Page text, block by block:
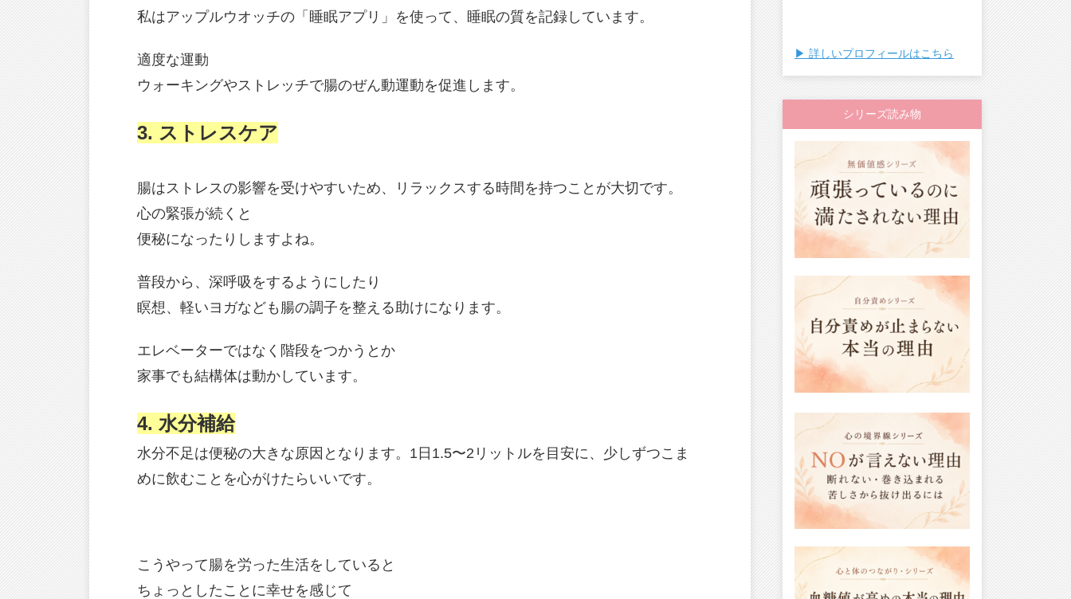
私はアップルウオッチの「睡眠アプリ」を使って、睡眠の質を記録しています。
適度な運動
ウォーキングやストレッチで腸のぜん動運動を促進します。
3. ストレスケア
腸はストレスの影響を受けやすいため、リラックスする時間を持つことが大切です。
心の緊張が続くと
便秘になったりしますよね。
普段から、深呼吸をするようにしたり
瞑想、軽いヨガなども腸の調子を整える助けになります。
エレベーターではなく階段をつかうとか
家事でも結構体は動かしています。
4. 水分補給
水分不足は便秘の大きな原因となります。1日1.5〜2リットルを目安に、少しずつこま
めに飲むことを心がけたらいいです。
こうやって腸を労った生活をしていると
ちょっとしたことに幸せを感じて
▶︎ 詳しいプロフィールはこちら
シリーズ読み物